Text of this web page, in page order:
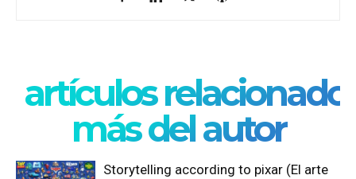
artículos
más del autor
Storytelling according to pixar (El arte